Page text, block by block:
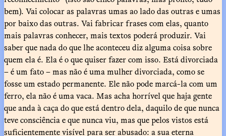
bem). Vai colocar as palavras umas ao lado das outras e umas
por baixo das outras. Vai fabricar frases com elas, quanto
mais palavras conhecer, mais textos poderá produzir. Vai
saber que nada do que lhe aconteceu diz alguma coisa sobre
quem ela é. Ela é o que quiser fazer com isso. Está divorciada
– é um fato – mas não é uma mulher divorciada, como se
fosse um estado permanente. Ele não pode marcá-la com um
ferro, ela não é uma vaca. Mas acha horrível que haja gente
que anda à caça do que está dentro dela, daquilo de que nunca
teve consciência e que nunca viu, mas que pelos vistos está
suficientemente visível para ser abusado: a sua eterna